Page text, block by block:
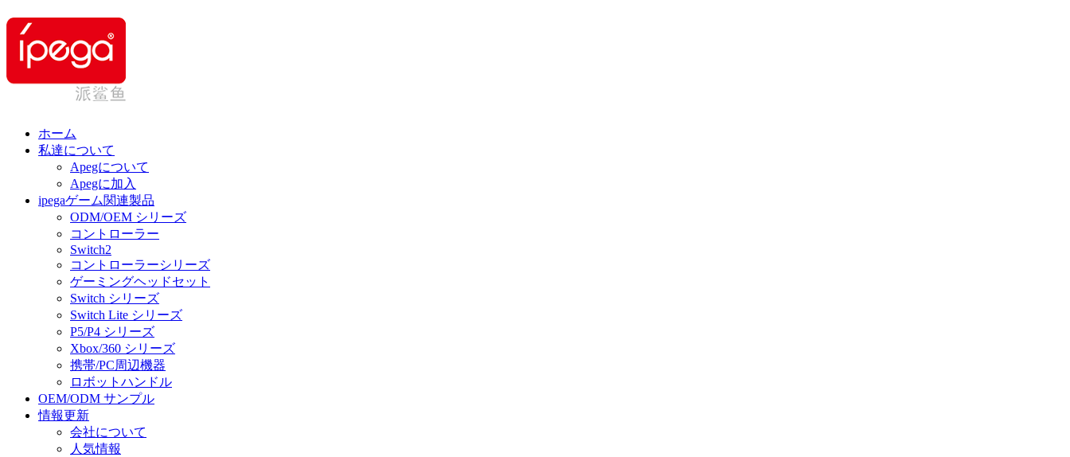
ホーム
私達について
Apegについて
Apegに加入
ipegaゲーム関連製品
ODM/OEM シリーズ
コントローラー
Switch2
コントローラーシリーズ
ゲーミングヘッドセット
Switch シリーズ
Switch Lite シリーズ
P5/P4 シリーズ
Xbox/360 シリーズ
携帯/PC周辺機器
ロボットハンドル
OEM/ODM サンプル
情報更新
会社について
人気情報